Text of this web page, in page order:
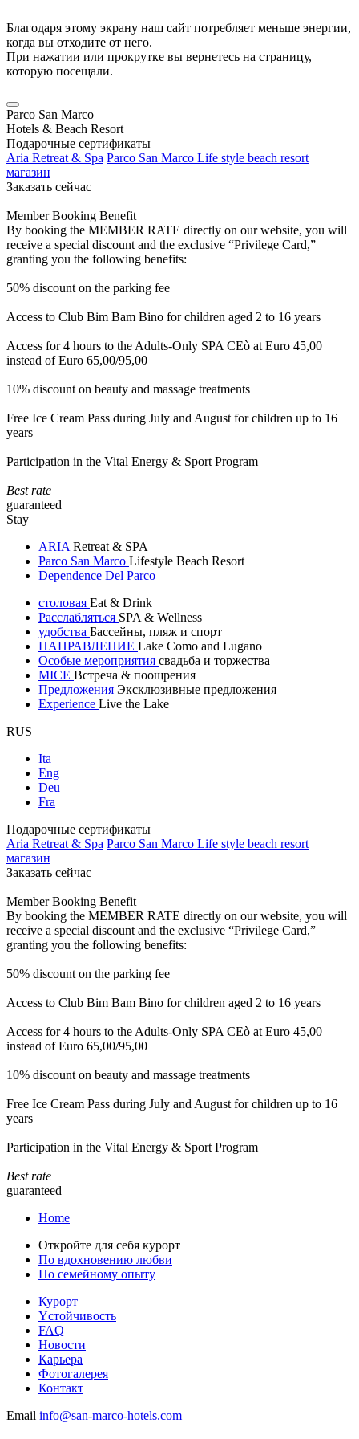
Благодаря этому экрану наш сайт потребляет меньше энергии,
когда вы отходите от него.
При нажатии или прокрутке вы вернетесь на страницу,
которую посещали.
Parco San Marco
Hotels & Beach Resort
Подарочные сертификаты
Aria Retreat & Spa Parco San Marco Life style beach resort
магазин
Заказать сейчас
Member Booking Benefit
By booking the MEMBER RATE directly on our website, you will
receive a special discount and the exclusive “Privilege Card,”
granting you the following benefits:
50% discount on the parking fee
Access to Club Bim Bam Bino for children aged 2 to 16 years
Access for 4 hours to the Adults-Only SPA CEò at Euro 45,00
instead of Euro 65,00/95,00
10% discount on beauty and massage treatments
Free Ice Cream Pass during July and August for children up to 16
years
Participation in the Vital Energy & Sport Program
Best rate
guaranteed
Stay
ARIA Retreat & SPA
Parco San Marco Lifestyle Beach Resort
Dependence Del Parco
столовая Eat & Drink
Расслабляться SPA & Wellness
удобства Бассейны, пляж и спорт
НАПРАВЛЕНИЕ Lake Como and Lugano
Особые мероприятия свадьба и торжества
MICE Встреча & поощрения
Предложения Эксклюзивные предложения
Experience Live the Lake
RUS
Ita
Eng
Deu
Fra
Подарочные сертификаты
Aria Retreat & Spa Parco San Marco Life style beach resort
магазин
Заказать сейчас
Member Booking Benefit
By booking the MEMBER RATE directly on our website, you will
receive a special discount and the exclusive “Privilege Card,”
granting you the following benefits:
50% discount on the parking fee
Access to Club Bim Bam Bino for children aged 2 to 16 years
Access for 4 hours to the Adults-Only SPA CEò at Euro 45,00
instead of Euro 65,00/95,00
10% discount on beauty and massage treatments
Free Ice Cream Pass during July and August for children up to 16
years
Participation in the Vital Energy & Sport Program
Best rate
guaranteed
Home
Откройте для себя курорт
По вдохновению любви
По семейному опыту
Курорт
Yстойчивость
FAQ
Новости
Карьера
Фотогалерея
Контакт
Email info@san-marco-hotels.com